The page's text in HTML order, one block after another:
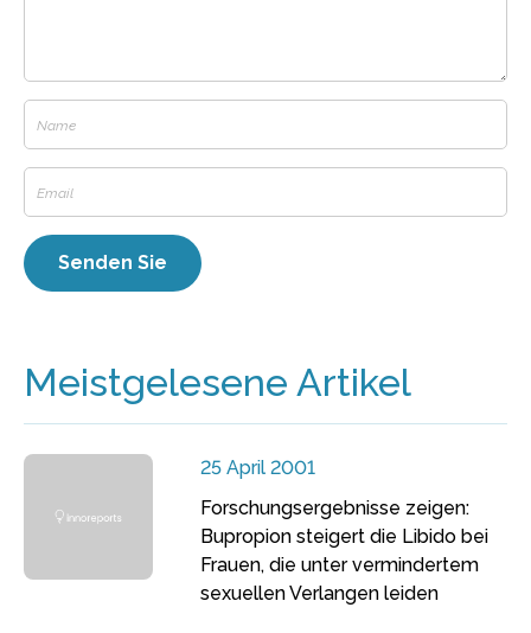
Meistgelesene Artikel
25 April 2001
Forschungsergebnisse zeigen:
Bupropion steigert die Libido bei
Frauen, die unter vermindertem
sexuellen Verlangen leiden